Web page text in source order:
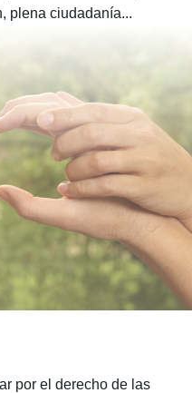
plena ciudadanía...
por el derecho de las